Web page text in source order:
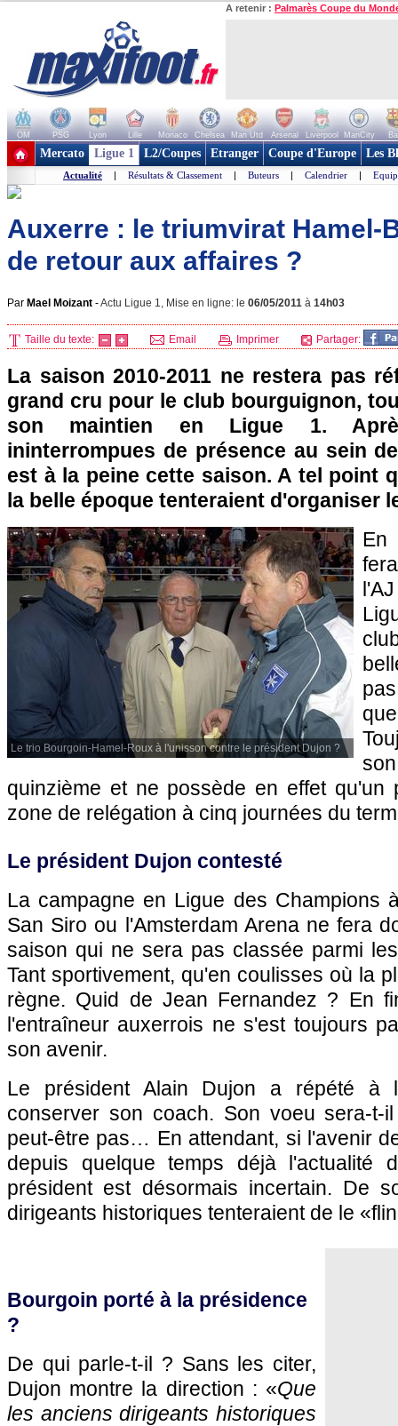
A retenir : Palmarès Coupe du
OM PSG Lyon Lille Monaco Chelsea Man Utd Arsenal Liverpool ManCity
+ de clubs
Mercato Ligue 1 L2/Coupes Etranger Coupe d'Europe Les
Actualité | Résultats & Classement | Buteurs | Calendrier |
Auxerre : le triumvirat Hamel-
de retour aux affaires ?
Par Mael Moizant -Actu Ligue 1, Mise en ligne: le 06/05/2011 à 14h03
Taille du texte: Email Imprimer Partager:
La saison 2010-2011 ne restera pas
grand cru pour le club bourguignon,
son maintien en Ligue 1.
ininterrompues de présence au sein
est à la peine cette saison. A tel point
la belle époque tenteraient d'organiser
Le trio Bourgoin-Hamel-Roux à l'unisson contre le président Dujon ?
En
quinzième et ne possède en effet qu'un
zone de relégation à cinq journées du
Le président Dujon contesté
La campagne en Ligue des Champions
San Siro ou l'Amsterdam Arena ne fera
saison qui ne sera pas classée parmi
Tant sportivement, qu'en coulisses où la
règne. Quid de Jean Fernandez ? En
l'entraîneur auxerrois ne s'est toujours
son avenir.
Le président Alain Dujon a répété à
conserver son coach. Son voeu sera-t-
peut-être pas… En attendant, si l'avenir
depuis quelque temps déjà l'actualité
président est désormais incertain. De
dirigeants historiques tenteraient de le
Bourgoin porté à la présidence
?
De qui parle-t-il ? Sans les citer,
Dujon montre la direction : «Que
les anciens dirigeants historiques